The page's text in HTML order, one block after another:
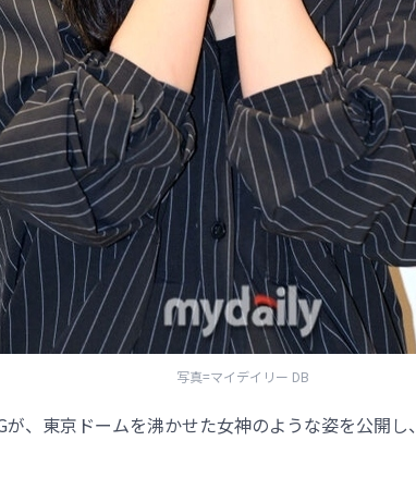
写真=マイデイリー DB
が、東京ドームを沸かせた女神のような姿を公開